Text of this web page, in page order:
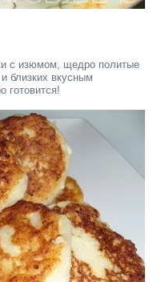
с изюмом, щедро политые
близких вкусным
готовится!